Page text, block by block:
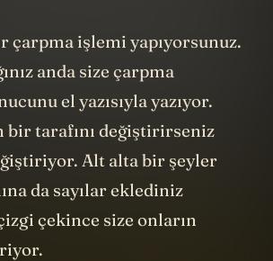
çarpma işlemi yapıyorsunuz.
anda size çarpma
el yazısıyla yazıyor.
bir tarafını değiştirirseniz
Alt alta bir şeyler
da sayılar eklediniz
çekince size onların